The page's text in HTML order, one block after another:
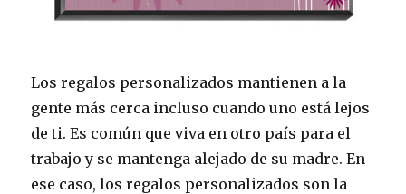
Los regalos personalizados mantienen a la
gente más cerca incluso cuando uno está lejos
de ti. Es común que viva en otro país para el
trabajo y se mantenga alejado de su madre. En
ese caso, los regalos personalizados son la